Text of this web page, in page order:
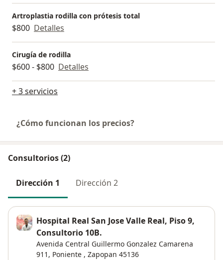
Artroplastia rodilla con prótesis total
$800 Detalles
Cirugía de rodilla
$600 - $800 Detalles
+ 3 servicios
¿Cómo funcionan los precios?
Consultorios (2)
Dirección 1 Dirección 2
Hospital Real San Jose Valle Real, Piso 9,
Consultorio 10B.
Avenida Central Guillermo Gonzalez Camarena
911, Poniente , Zapopan 45136